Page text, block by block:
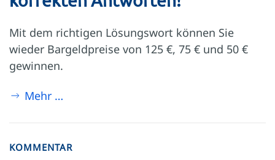
Mit dem richtigen Lösungswort können Sie
wieder Bargeldpreise von 125 €, 75 € und 50 €
gewinnen.
Mehr …
KOMMENTAR